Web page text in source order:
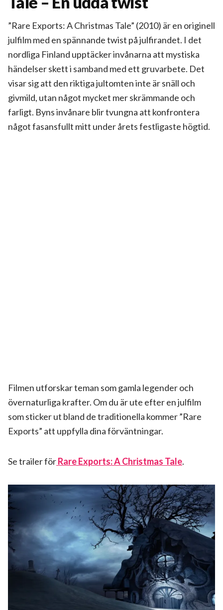
”Rare Exports: A Christmas Tale” (2010) är en originell
julfilm med en spännande twist på julfirandet. I det
nordliga Finland upptäcker invånarna att mystiska
händelser skett i samband med ett gruvarbete. Det
visar sig att den riktiga jultomten inte är snäll och
givmild, utan något mycket mer skrämmande och
farligt. Byns invånare blir tvungna att konfrontera
något fasansfullt mitt under årets festligaste högtid.
Filmen utforskar teman som gamla legender och
övernaturliga krafter. Om du är ute efter en julfilm
som sticker ut bland de traditionella kommer ”Rare
Exports” att uppfylla dina förväntningar.
Se trailer förRare Exports: A Christmas Tale.